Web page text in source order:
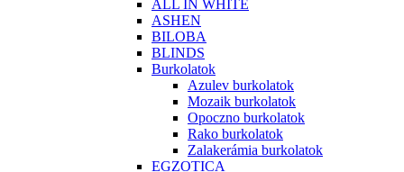
ALL IN WHITE
ASHEN
BILOBA
BLINDS
Burkolatok
Azulev burkolatok
Mozaik burkolatok
Opoczno burkolatok
Rako burkolatok
Zalakerámia burkolatok
EGZOTICA